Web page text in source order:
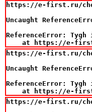
https://e-first.ru/
Uncaught
ReferenceError:
at https://e-
https://e-first.ru/
Uncaught
ReferenceError:
at https://e-
https://e-first.ru/